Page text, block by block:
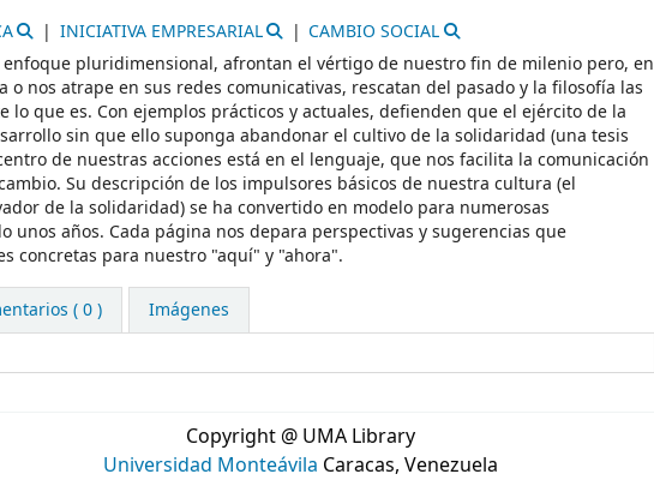
INICIATIVA EMPRESARIAL
CAMBIO SOCIAL
pluridimensional, afrontan el vértigo de nuestro fin de milenio pero, en
nos atrape en sus redes comunicativas, rescatan del pasado y la filosofía las
lo que es. Con ejemplos prácticos y actuales, defienden que el ejército de la
sin que ello suponga abandonar el cultivo de la solidaridad (una tesis
de nuestras acciones está en el lenguaje, que nos facilita la comunicación
Su descripción de los impulsores básicos de nuestra cultura (el
de la solidaridad) se ha convertido en modelo para numerosas
unos años. Cada página nos depara perspectivas y sugerencias que
concretas para nuestro "aquí" y "ahora".
( 0 ) Imágenes
Copyright @ UMA Library
Universidad Monteávila Caracas, Venezuela